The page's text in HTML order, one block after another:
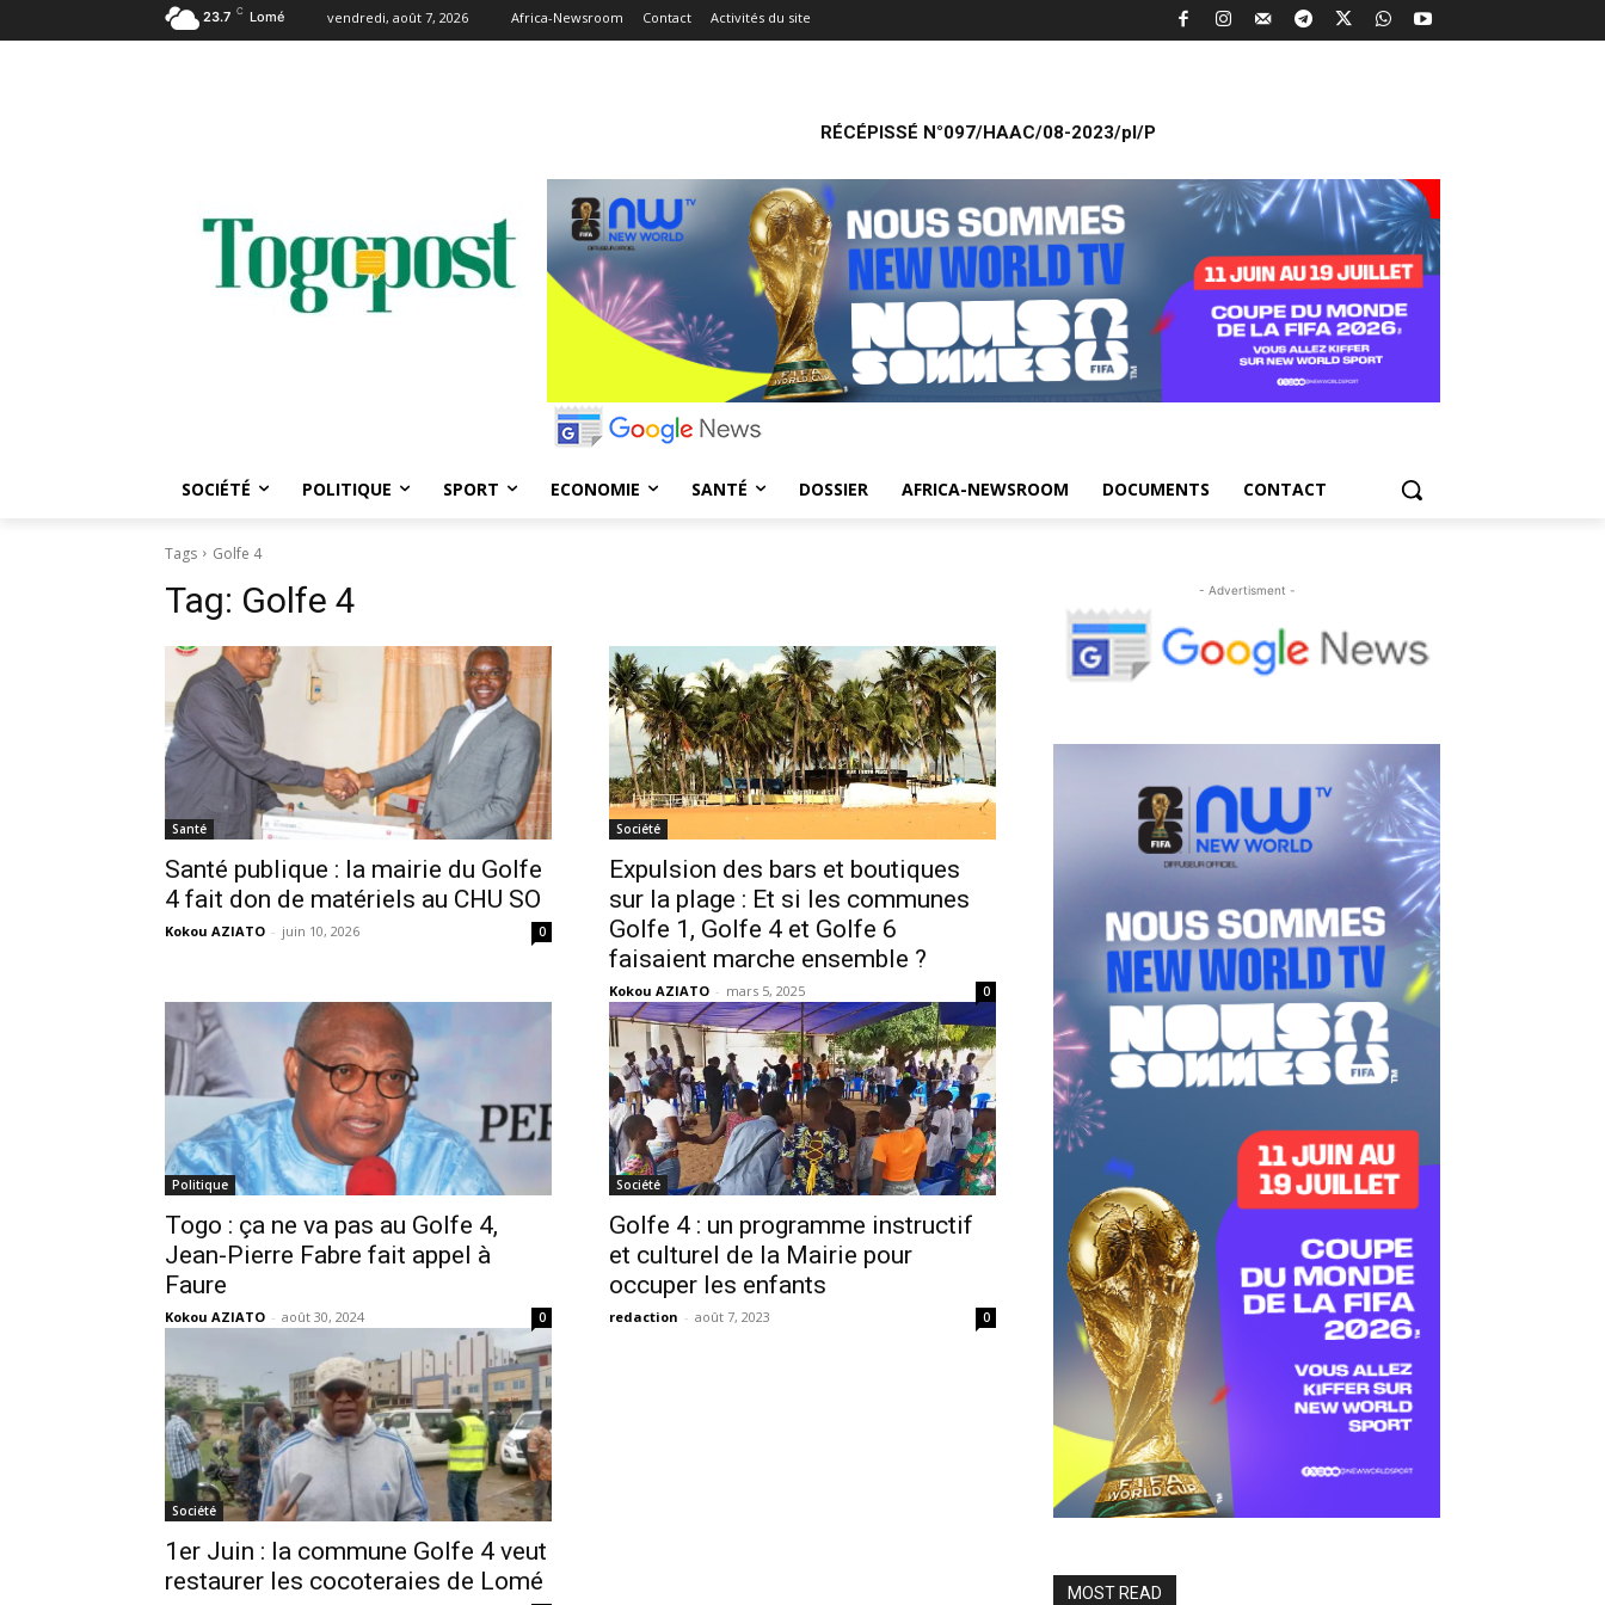
23.7 C Lomé vendredi, août 7, 2026 Africa-Newsroom Contact Activités du site
RÉCÉPISSÉ N°097/HAAC/08-2023/pl/P
SOCIÉTÉ POLITIQUE SPORT ECONOMIE SANTÉ DOSSIER AFRICA-NEWSROOM DOCUMENTS CONTACT
Tags Golfe 4
Tag: Golfe 4
Santé
Santé publique : la mairie du Golfe
4 fait don de matériels au CHU SO
Kokou AZIATO - juin 10, 2026 0
Société
Expulsion des bars et boutiques
sur la plage : Et si les communes
Golfe 1, Golfe 4 et Golfe 6
faisaient marche ensemble ?
Kokou AZIATO - mars 5, 2025 0
Politique
Togo : ça ne va pas au Golfe 4,
Jean-Pierre Fabre fait appel à
Faure
Kokou AZIATO - août 30, 2024 0
Société
Golfe 4 : un programme instructif
et culturel de la Mairie pour
occuper les enfants
redaction - août 7, 2023 0
Société
1er Juin : la commune Golfe 4 veut
restaurer les cocoteraies de Lomé
- Advertisment -
MOST READ